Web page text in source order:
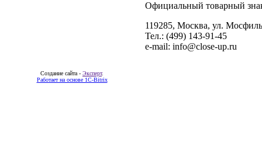
Официальный товарный
119285, Москва, ул.
Тел.: (499) 143-91-45
e-mail: info@close-up.ru
Создание сайта - Эксперт.
Работает на основе 1C-Bitrix